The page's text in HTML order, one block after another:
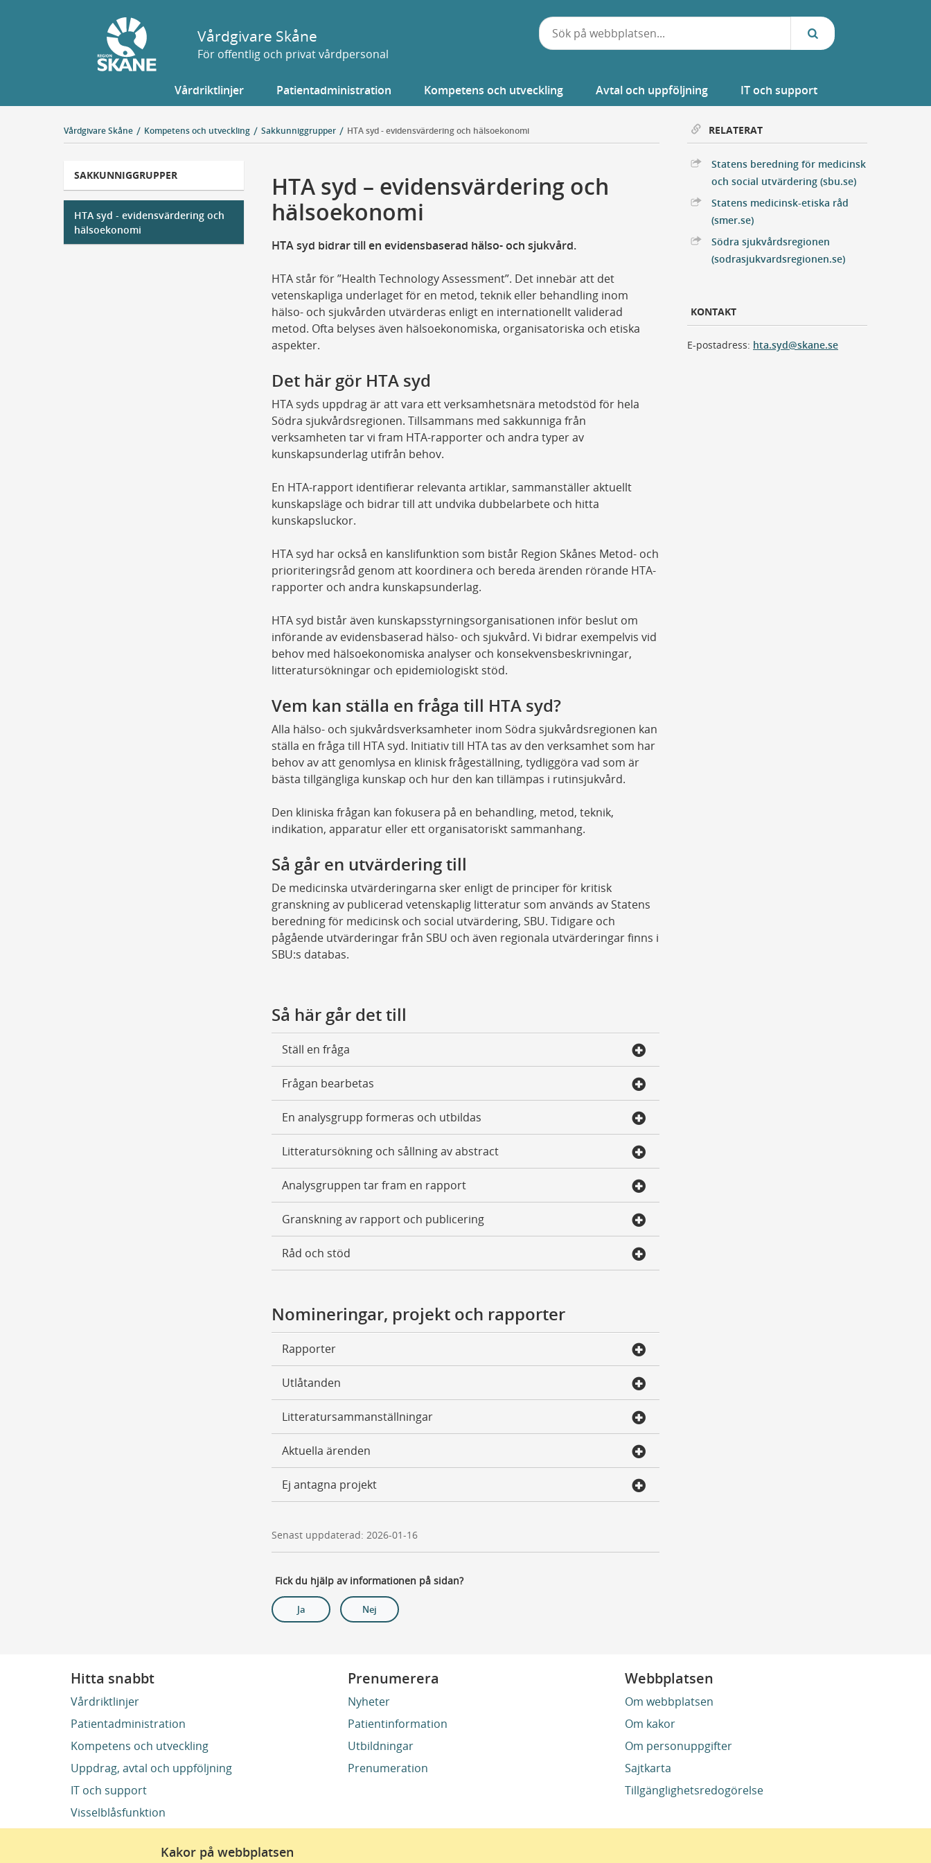
Kakor på webbplatsen
Vårdgivare Skåne
För offentlig och privat vårdpersonal
Vårdriktlinjer Patientadministration Kompetens och utveckling Avtal och uppföljning IT och support
Vårdgivare Skåne Kompetens och utveckling Sakkunniggrupper HTA syd - evidensvärdering och hälsoekonomi
SAKKUNNIGGRUPPER
HTA syd - evidensvärdering och
hälsoekonomi
HTA syd – evidensvärdering och
hälsoekonomi
HTA syd bidrar till en evidensbaserad hälso- och sjukvård.
HTA står för ”Health Technology Assessment”. Det innebär att det
vetenskapliga underlaget för en metod, teknik eller behandling inom
hälso- och sjukvården utvärderas enligt en internationellt validerad
metod. Ofta belyses även hälsoekonomiska, organisatoriska och etiska
aspekter.
Det här gör HTA syd
HTA syds uppdrag är att vara ett verksamhetsnära metodstöd för hela
Södra sjukvårdsregionen. Tillsammans med sakkunniga från
verksamheten tar vi fram HTA-rapporter och andra typer av
kunskapsunderlag utifrån behov.
En HTA-rapport identifierar relevanta artiklar, sammanställer aktuellt
kunskapsläge och bidrar till att undvika dubbelarbete och hitta
kunskapsluckor.
HTA syd har också en kanslifunktion som bistår Region Skånes Metod- och
prioriteringsråd genom att koordinera och bereda ärenden rörande HTA-
rapporter och andra kunskapsunderlag.
HTA syd bistår även kunskapsstyrningsorganisationen inför beslut om
införande av evidensbaserad hälso- och sjukvård. Vi bidrar exempelvis vid
behov med hälsoekonomiska analyser och konsekvensbeskrivningar,
litteratursökningar och epidemiologiskt stöd.
Vem kan ställa en fråga till HTA syd?
Alla hälso- och sjukvårdsverksamheter inom Södra sjukvårdsregionen kan
ställa en fråga till HTA syd. Initiativ till HTA tas av den verksamhet som har
behov av att genomlysa en klinisk frågeställning, tydliggöra vad som är
bästa tillgängliga kunskap och hur den kan tillämpas i rutinsjukvård.
Den kliniska frågan kan fokusera på en behandling, metod, teknik,
indikation, apparatur eller ett organisatoriskt sammanhang.
Så går en utvärdering till
De medicinska utvärderingarna sker enligt de principer för kritisk
granskning av publicerad vetenskaplig litteratur som används av Statens
beredning för medicinsk och social utvärdering, SBU. Tidigare och
pågående utvärderingar från SBU och även regionala utvärderingar finns i
SBU:s databas.
Så här går det till
Ställ en fråga
Frågan bearbetas
En analysgrupp formeras och utbildas
Litteratursökning och sållning av abstract
Analysgruppen tar fram en rapport
Granskning av rapport och publicering
Råd och stöd
Nomineringar, projekt och rapporter
Rapporter
Utlåtanden
Litteratursammanställningar
Aktuella ärenden
Ej antagna projekt
Senast uppdaterad: 2026-01-16
Fick du hjälp av informationen på sidan?
Ja Nej
RELATERAT
Statens beredning för medicinsk
och social utvärdering (sbu.se)Extern Länk
Statens medicinsk-etiska råd
(smer.se)Extern Länk
Södra sjukvårdsregionen
(sodrasjukvardsregionen.se)Extern Länk
KONTAKT
E-postadress: hta.syd@skane.se
Hitta snabbt
Vårdriktlinjer
Patientadministration
Kompetens och utveckling
Uppdrag, avtal och uppföljning
IT och support
Visselblåsfunktion
Prenumerera
Nyheter
Patientinformation
Utbildningar
Prenumeration
Webbplatsen
Om webbplatsen
Om kakor
Om personuppgifter
Sajtkarta
Tillgänglighetsredogörelse